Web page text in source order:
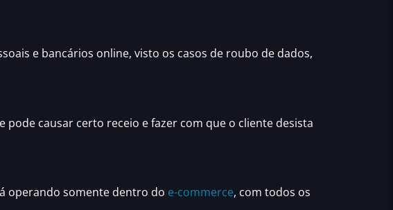
e bancários online, visto os casos de roubo de dados,
causar certo receio e fazer com que o cliente desista
operando somente dentro do e-commerce, com todos os